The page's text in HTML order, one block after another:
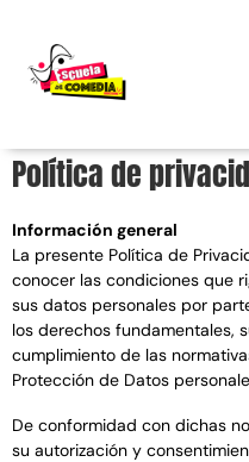
contenido
Política de
Información general
La presente Política de
conocer las condiciones que
sus datos personales por
los derechos fundamentales,
cumplimiento de las
Protección de Datos
De conformidad con dichas
su autorización y